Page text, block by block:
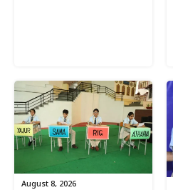
August 8, 2026